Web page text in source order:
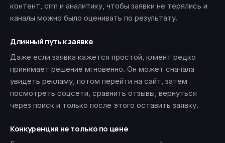
контент, crm и аналитику, чтобы заявки не терялись и
каналы можно было оценивать по результату.
Длинный путь к заявке
Даже если заявка кажется простой, клиент редко
принимает решение мгновенно. Он может сначала
увидеть рекламу, потом перейти на сайт, затем
посмотреть соцсети, сравнить отзывы, вернуться
через поиск и только после этого оставить заявку.
Конкуренция не только по цене